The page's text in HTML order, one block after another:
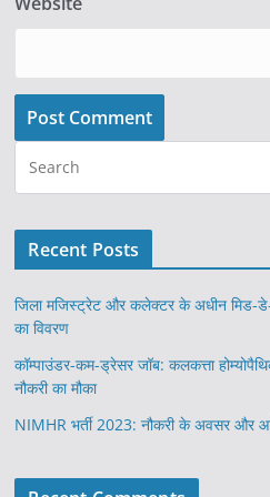
Recent Posts
जिला मजिस्ट्रेट और कलेक्टर के अधीन मिड-डे-
का विवरण
कॉम्पाउंडर-कम-ड्रेसर जॉब: कलकत्ता
नौकरी का मौका
NIMHR भर्ती 2023: नौकरी के अवसर और